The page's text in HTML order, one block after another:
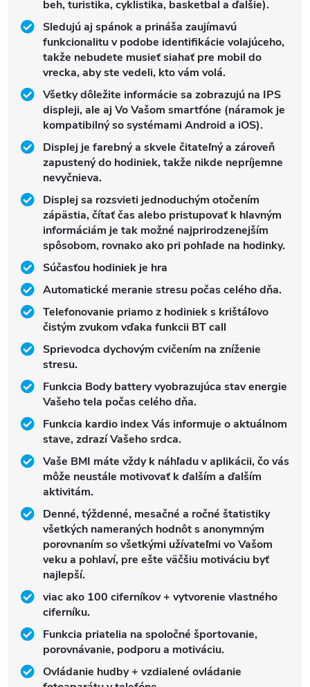
beh, turistika, cyklistika, basketbal a ďalšie).
Sledujú aj spánok a prináša zaujímavú
funkcionalitu v podobe identifikácie volajúceho,
takže nebudete musieť siahať pre mobil do
vrecka, aby ste vedeli, kto vám volá.
Všetky dôležite informácie sa zobrazujú na IPS
displeji, ale aj Vo Vašom smartfóne (náramok je
kompatibilný so systémami Android a iOS).
Displej je farebný a skvele čitateľný a zároveň
zapustený do hodiniek, takže nikde nepríjemne
nevyčnieva.
Displej sa rozsvieti jednoduchým otočením
zápästia, čítať čas alebo pristupovať k hlavným
informáciám je tak možné najprirodzenejším
spôsobom, rovnako ako pri pohľade na hodinky.
Súčasťou hodiniek je hra
Automatické meranie stresu počas celého dňa.
Telefonovanie priamo z hodiniek s krištáľovo
čistým zvukom vďaka funkcii BT call
Sprievodca dychovým cvičením na zníženie
stresu.
Funkcia Body battery vyobrazujúca stav energie
Vašeho tela počas celého dňa.
Funkcia kardio index Vás informuje o aktuálnom
stave, zdrazí Vašeho srdca.
Vaše BMI máte vždy k náhľadu v aplikácii, čo vás
môže neustále motivovať k ďalším a ďalším
aktivitám.
Denné, týždenné, mesačné a ročné štatistiky
všetkých nameraných hodnôt s anonymným
porovnaním so všetkými užívateľmi vo Vašom
veku a pohlaví, pre ešte väčšiu motiváciu byť
najlepší.
viac ako 100 ciferníkov + vytvorenie vlastného
ciferníku.
Funkcia priatelia na spoločné športovanie,
porovnávanie, podporu a motiváciu.
Ovládanie hudby + vzdialené ovládanie